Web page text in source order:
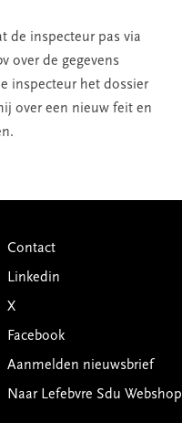
de inspecteur pas via
over de gegevens
inspecteur het dossier
over een nieuw feit en
Contact
Linkedin
X
Facebook
Aanmelden nieuwsbrief
Naar Lefebvre Sdu Webshop